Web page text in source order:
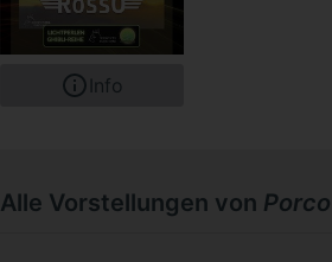
Info
Alle Vorstellungen von